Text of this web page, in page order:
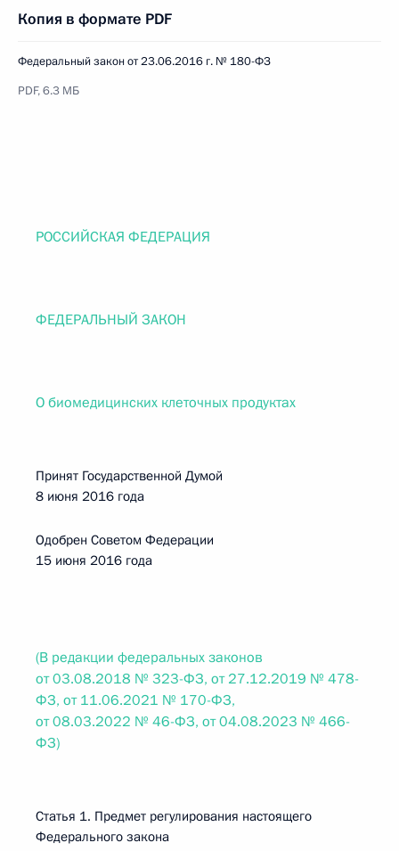
Копия в формате PDF
Федеральный закон от 23.06.2016 г. № 180-ФЗ
PDF, 6.3 МБ
РОССИЙСКАЯ ФЕДЕРАЦИЯ
ФЕДЕРАЛЬНЫЙ ЗАКОН
О биомедицинских клеточных продуктах
Принят Государственной Думой
8 июня 2016 года
Одобрен Советом Федерации
15 июня 2016 года
(В редакции федеральных законов
от 03.08.2018 № 323-ФЗ, от 27.12.2019 № 478-
ФЗ, от 11.06.2021 № 170-ФЗ,
от 08.03.2022 № 46-ФЗ, от 04.08.2023 № 466-
ФЗ)
Статья 1. Предмет регулирования настоящего
Федерального закона